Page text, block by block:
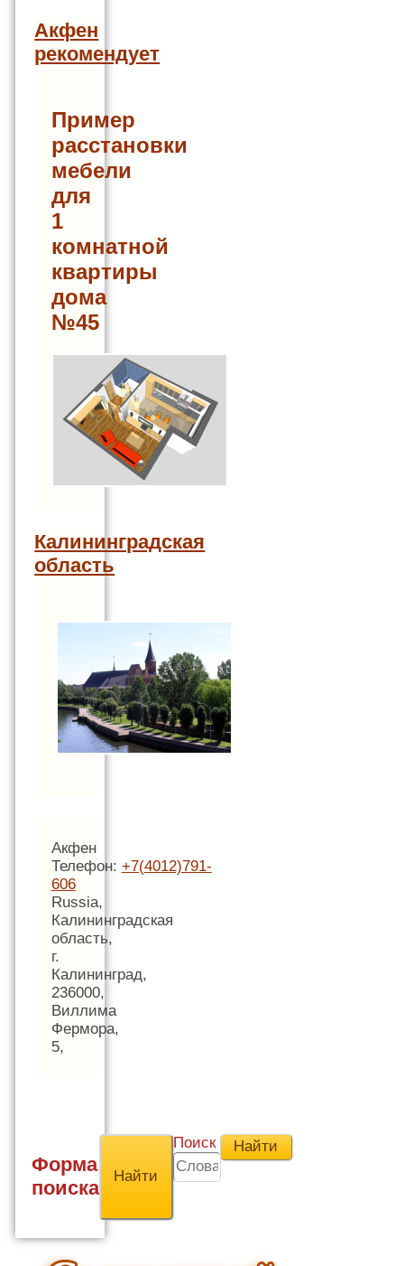
Акфен
рекомендует
Пример
расстановки
мебели
для
1
комнатной
квартиры
дома
№45
Калининградская
область
Акфен
Телефон: +7(4012)791-
606
Russia,
Калининградская
область,
г.
Калининград,
236000,
Виллима
Фермора,
5,
Форма
поиска
Поиск